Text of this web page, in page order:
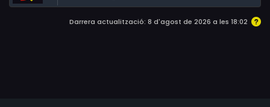
que ha assassinat la model perquè intentava trair-lo. La
seva conversa es veu interrompuda per l'arribada de
Darrera actualització: 8 d'agost de 2026 a les 18:02